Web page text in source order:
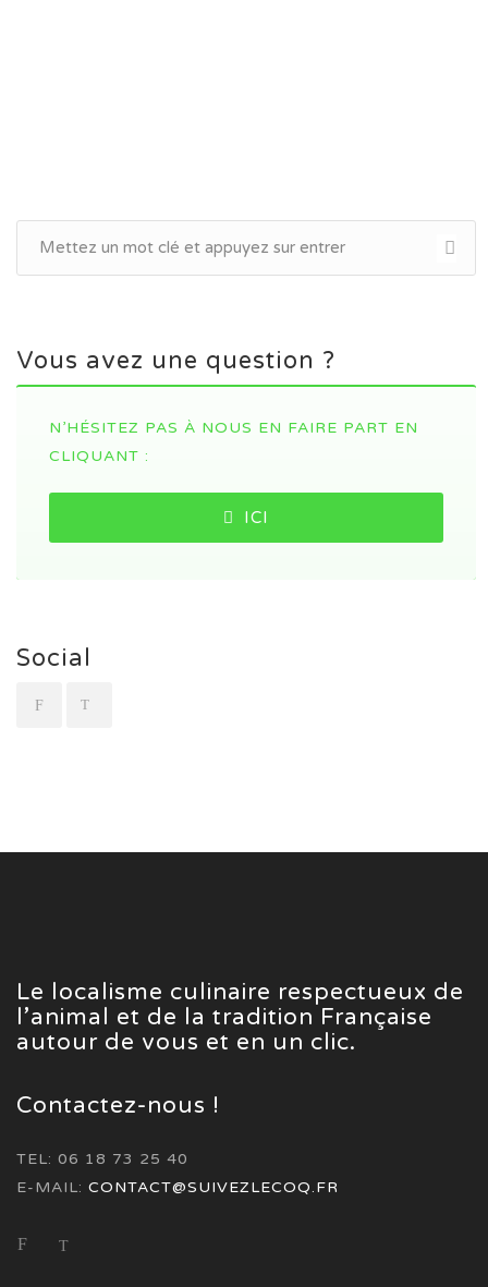
Vous avez une question ?
N’HÉSITEZ PAS À NOUS EN FAIRE PART EN
CLIQUANT :
ICI
Social
Le localisme culinaire respectueux de
l’animal et de la tradition Française
autour de vous et en un clic.
Contactez-nous !
TEL: 06 18 73 25 40
E-MAIL: CONTACT@SUIVEZLECOQ.FR